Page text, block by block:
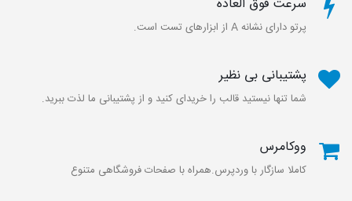
سرعت فوق العاده
پرتو دارای نشانه A از ابزارهای تست است.
پشتیبانی بی نظیر
شما تنها نیستید قالب را خریدای کنید و از پشتیبانی ما لذت ببرید.
ووکامرس
کاملا سازگار با وردپرس.همراه با صفحات فروشگاهی متنوع